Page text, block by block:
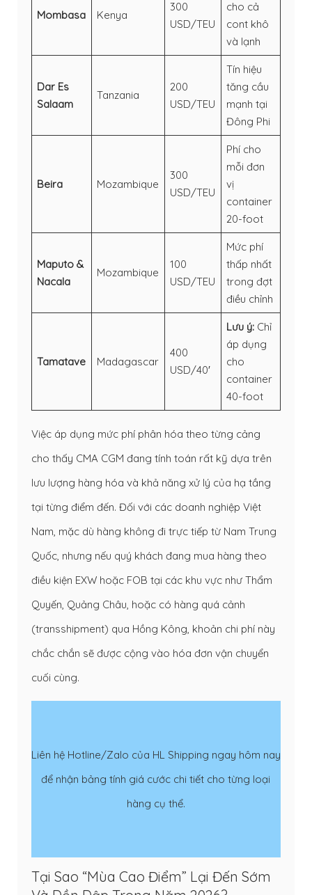
Mombasa Kenya
300
USD/TEU
cho cả
cont khô
và lạnh
Dar Es
Salaam
Tanzania
200
USD/TEU
Tín hiệu
tăng cầu
mạnh tại
Đông Phi
Beira Mozambique
300
USD/TEU
Phí cho
mỗi đơn
vị
container
20-foot
Maputo &
Nacala
Mozambique
100
USD/TEU
Mức phí
thấp nhất
trong đợt
điều chỉnh
Tamatave Madagascar
400
USD/40′
Lưu ý: Chỉ
áp dụng
cho
container
40-foot
Việc áp dụng mức phí phân hóa theo từng cảng
cho thấy CMA CGM đang tính toán rất kỹ dựa trên
lưu lượng hàng hóa và khả năng xử lý của hạ tầng
tại từng điểm đến. Đối với các doanh nghiệp Việt
Nam, mặc dù hàng không đi trực tiếp từ Nam Trung
Quốc, nhưng nếu quý khách đang mua hàng theo
điều kiện EXW hoặc FOB tại các khu vực như Thẩm
Quyến, Quảng Châu, hoặc có hàng quá cảnh
(transshipment) qua Hồng Kông, khoản chi phí này
chắc chắn sẽ được cộng vào hóa đơn vận chuyển
cuối cùng.
Liên hệ Hotline/Zalo của HL Shipping ngay hôm nay
để nhận bảng tính giá cước chi tiết cho từng loại
hàng cụ thể.
Tại Sao “Mùa Cao Điểm” Lại Đến Sớm